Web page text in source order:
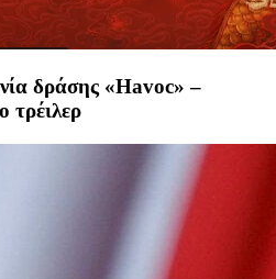
δράσης «Havoc» –